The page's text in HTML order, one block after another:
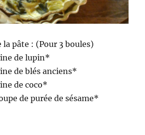
la pâte : (Pour 3 boules)
de lupin*
de blés anciens*
de coco*
de purée de sésame*